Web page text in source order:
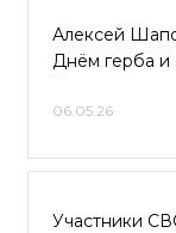
Алексей
Днём герба и
06.05.26
Участники